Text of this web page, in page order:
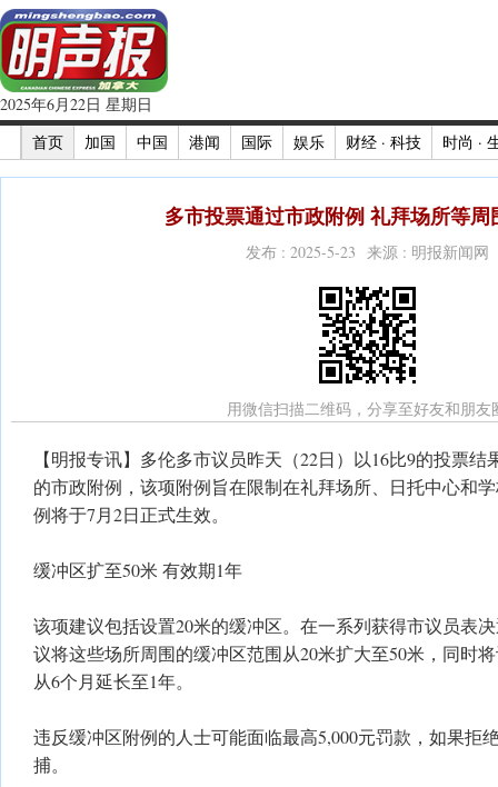
2025年6月22日 星期日
首页
加国 中国 港闻 国际 娱乐 财经 · 科技 时尚 ·
多市投票通过市政附例 礼拜场所等周
发布 : 2025-5-23 来源 : 明报新闻网
用微信扫描二维码，分享至好友和朋友
【明报专讯】多伦多市议员昨天（22日）以16比9的投票
的市政附例，该项附例旨在限制在礼拜场所、日托中心和
例将于7月2日正式生效。
缓冲区扩至50米 有效期1年
该项建议包括设置20米的缓冲区。在一系列获得市议员表
议将这些场所周围的缓冲区范围从20米扩大至50米，同时
从6个月延长至1年。
违反缓冲区附例的人士可能面临最高5,000元罚款，如果拒
捕。